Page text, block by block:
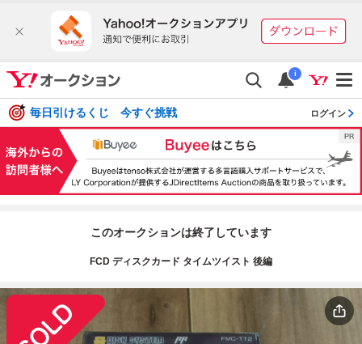
i
毎日引けるくじ 今すぐ挑戦 ログイン
このオークションは終了しています
FCD ディスクカード タイムツイスト 後編